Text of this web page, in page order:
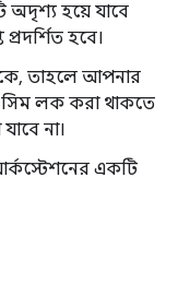
অদৃশ্য হয়ে যাবে
হবে।
তাহলে আপনার
সিম লক করা থাকতে
না।
একটি